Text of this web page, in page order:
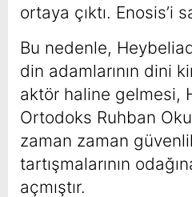
ortaya çıktı. Enosis’i
Bu nedenle,
din adamlarının dini
aktör haline gelmesi,
Ortodoks Ruhban
zaman zaman
tartışmalarının
açmıştır.